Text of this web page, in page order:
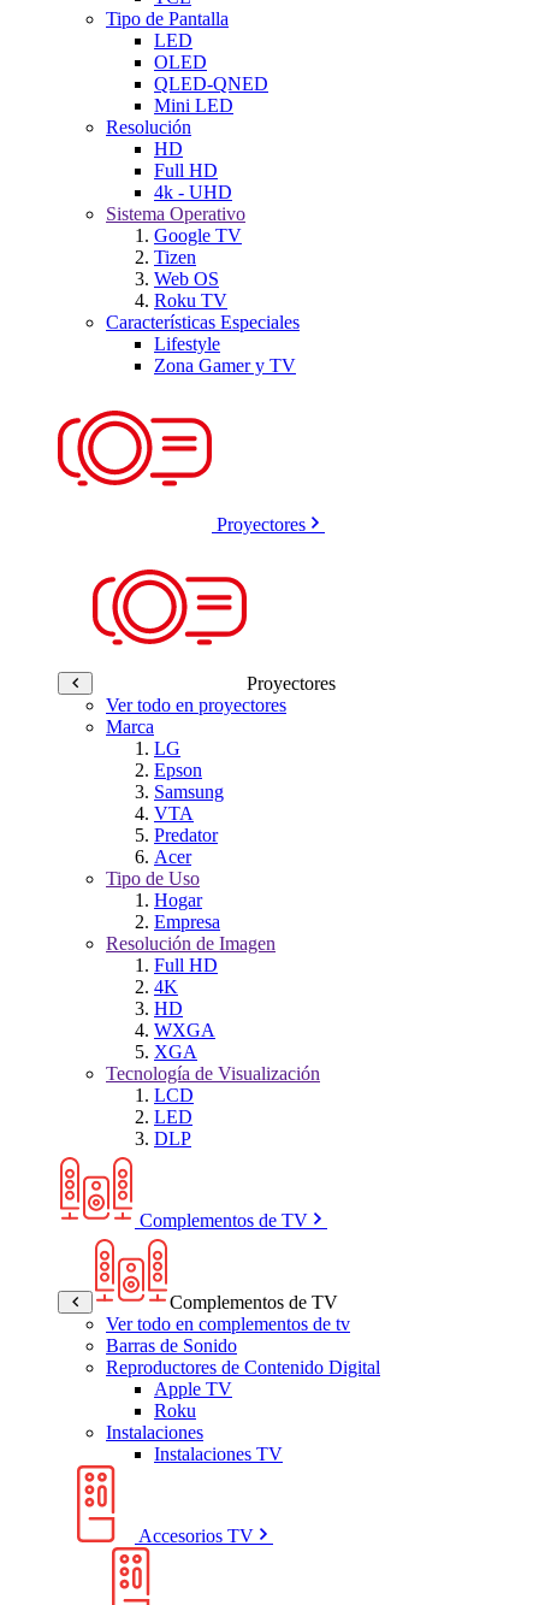
Tipo de Pantalla
LED
OLED
QLED-QNED
Mini LED
Resolución
HD
Full HD
4k - UHD
Sistema Operativo
Google TV
Tizen
Web OS
Roku TV
Características Especiales
Lifestyle
Zona Gamer y TV
Proyectores
Proyectores
Ver todo en proyectores
Marca
LG
Epson
Samsung
VTA
Predator
Acer
Tipo de Uso
Hogar
Empresa
Resolución de Imagen
Full HD
4K
HD
WXGA
XGA
Tecnología de Visualización
LCD
LED
DLP
Complementos de TV
Complementos de TV
Ver todo en complementos de tv
Barras de Sonido
Reproductores de Contenido Digital
Apple TV
Roku
Instalaciones
Instalaciones TV
Accesorios TV